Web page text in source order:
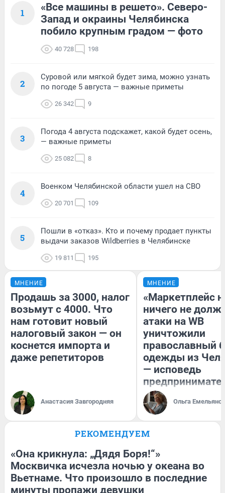
1
«Все машины в решето». Северо-
Запад и окраины Челябинска
побило крупным градом — фото
40 728 198
2
Суровой или мягкой будет зима, можно узнать
по погоде 5 августа — важные приметы
26 342 9
3
Погода 4 августа подскажет, какой будет осень,
— важные приметы
25 082 8
4
Военком Челябинской области ушел на СВО
20 701 109
5
Пошли в «отказ». Кто и почему продает пункты
выдачи заказов Wildberries в Челябинске
19 811 195
МНЕНИЕ
Продашь за 3000, налог
возьмут с 4000. Что
нам готовит новый
налоговый закон — он
коснется импорта и
даже репетиторов
Анастасия Завгородняя
МНЕНИЕ
«Маркетплейс
ничего не
атаки на WB
уничтожили
православный
одежды из
— исповедь
Ольга
РЕКОМЕНДУЕМ
«Она крикнула: „Дядя Боря!“»
Москвичка исчезла ночью у океана во
Вьетнаме. Что произошло в последние
минуты пропажи девушки